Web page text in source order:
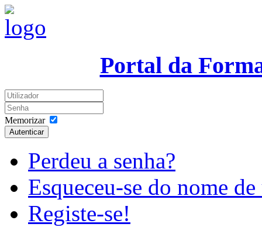
Portal da
Memorizar
Autenticar
Perdeu a senha?
Esqueceu-se do nome
Registe-se!